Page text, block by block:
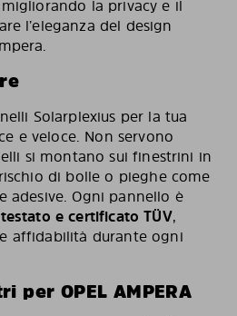
la privacy e il
l’eleganza del design
Solarplexius per la tua
e veloce. Non servono
si montano sui finestrini in
di bolle o pieghe come
adesive. Ogni pannello è
testato e certificato TÜV,
affidabilità durante ogni
per OPEL AMPERA